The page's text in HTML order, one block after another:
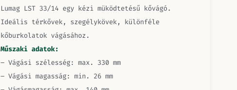
Lumag LST 33/14 egy kézi müködtetésű kővágó.
Ideális térkővek, szegélykövek, különféle
kőburkolatok vágásához.
Műszaki adatok:
– Vágási szélesség: max. 330 mm
– Vágási magasság: min. 26 mm